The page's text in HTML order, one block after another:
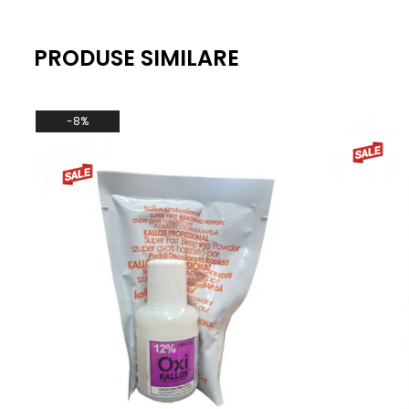
PRODUSE SIMILARE
-8%